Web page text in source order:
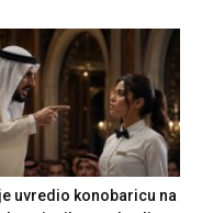
uvredio konobaricu na